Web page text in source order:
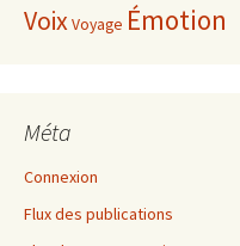
VoixVoyage Émotion
Méta
Connexion
Flux des publications